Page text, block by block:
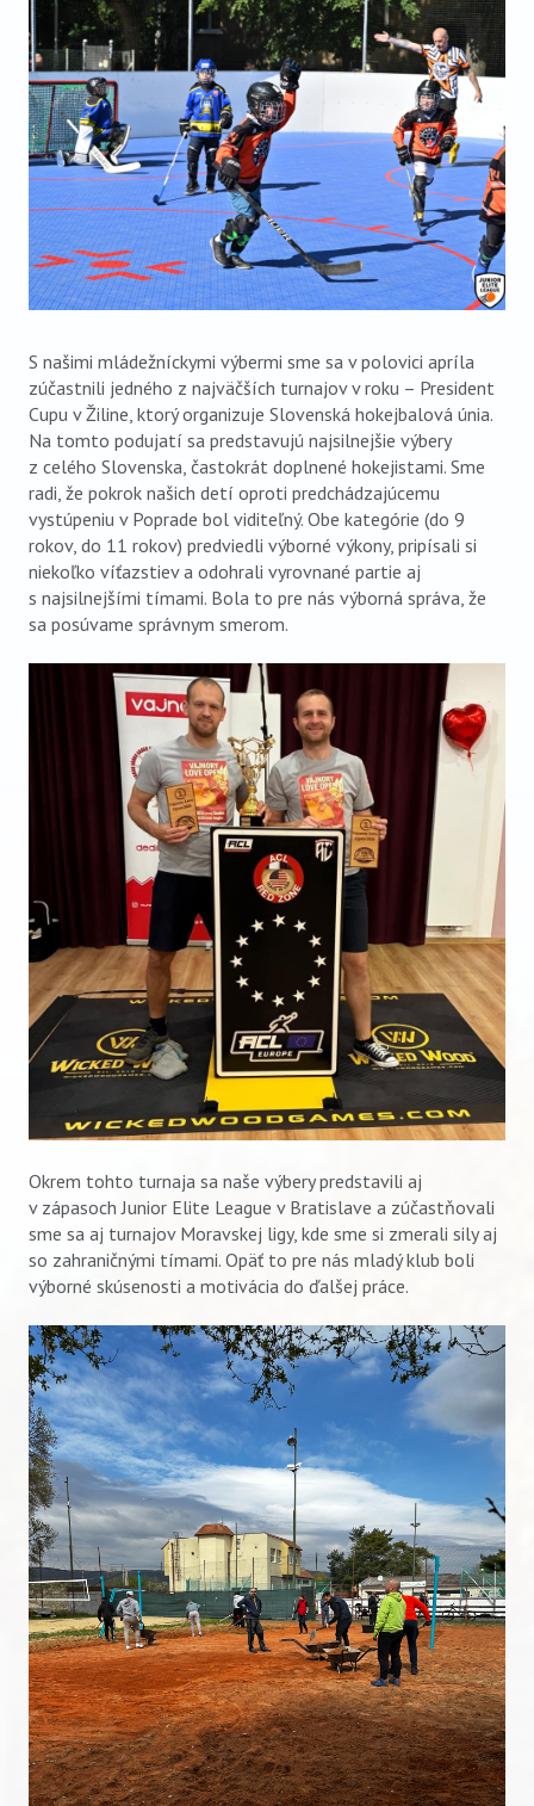
VIDEO
AUDIO
ARCHÍV VYDANÍ
S našimi mládežníckymi výbermi sme sa v polovici apríla
zúčastnili jedného z najväčších turnajov v roku – President
Cupu v Žiline, ktorý organizuje Slovenská hokejbalová únia.
Na tomto podujatí sa predstavujú najsilnejšie výbery
z celého Slovenska, častokrát doplnené hokejistami. Sme
radi, že pokrok našich detí oproti predchádzajúcemu
vystúpeniu v Poprade bol viditeľný. Obe kategórie (do 9
rokov, do 11 rokov) predviedli výborné výkony, pripísali si
niekoľko víťazstiev a odohrali vyrovnané partie aj
s najsilnejšími tímami. Bola to pre nás výborná správa, že
sa posúvame správnym smerom.
Okrem tohto turnaja sa naše výbery predstavili aj
v zápasoch Junior Elite League v Bratislave a zúčastňovali
sme sa aj turnajov Moravskej ligy, kde sme si zmerali sily aj
so zahraničnými tímami. Opäť to pre nás mladý klub boli
výborné skúsenosti a motivácia do ďalšej práce.